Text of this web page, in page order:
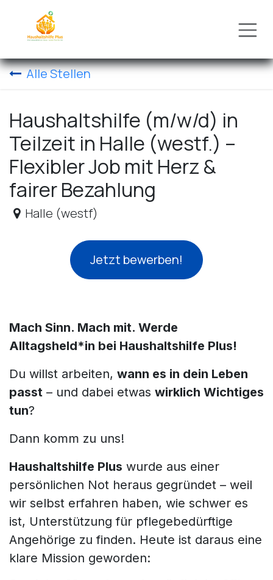
Alle Stellen
Haushaltshilfe (m/w/d) in
Teilzeit in Halle (westf.) –
Flexibler Job mit Herz &
fairer Bezahlung
Halle (westf)
Jetzt bewerben!
Mach Sinn. Mach mit. Werde
Alltagsheld*in bei Haushaltshilfe Plus!
Du willst arbeiten, wann es in dein Leben
passt – und dabei etwas wirklich Wichtiges
tun?
Dann komm zu uns!
Haushaltshilfe Plus wurde aus einer
persönlichen Not heraus gegründet – weil
wir selbst erfahren haben, wie schwer es
ist, Unterstützung für pflegebedürftige
Angehörige zu finden. Heute ist daraus eine
klare Mission geworden: